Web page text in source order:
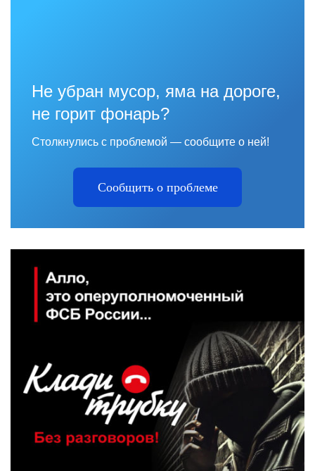
Не убран мусор, яма на дороге,
не горит фонарь?
Столкнулись с проблемой — сообщите о ней!
Сообщить о проблеме